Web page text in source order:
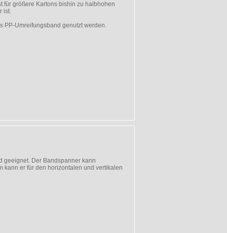
für größere Kartons bishin zu halbhohen
ist.
PP-Umreifungsband genutzt werden.
geeignet. Der Bandspanner kann
kann er für den horizontalen und vertikalen